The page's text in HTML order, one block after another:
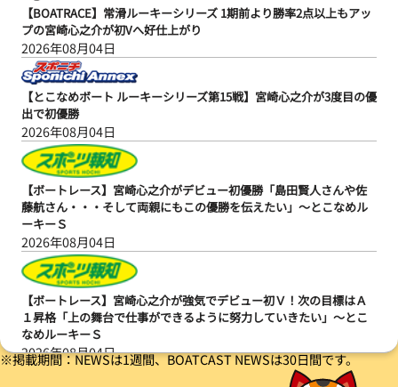
【BOATRACE】常滑ルーキーシリーズ 1期前より勝率2点以上もアッ
プの宮崎心之介が初Vへ好仕上がり
2026年08月04日
【とこなめボート ルーキーシリーズ第15戦】宮崎心之介が3度目の優
出で初優勝
2026年08月04日
【ボートレース】宮崎心之介がデビュー初優勝「島田賢人さんや佐
藤航さん・・・そして両親にもこの優勝を伝えたい」～とこなめル
ーキーＳ
2026年08月04日
【ボートレース】宮崎心之介が強気でデビュー初Ｖ！次の目標はＡ
１昇格「上の舞台で仕事ができるように努力していきたい」～とこ
なめルーキーＳ
2026年08月04日
※掲載期間：NEWSは1週間、BOATCAST NEWSは30日間です。